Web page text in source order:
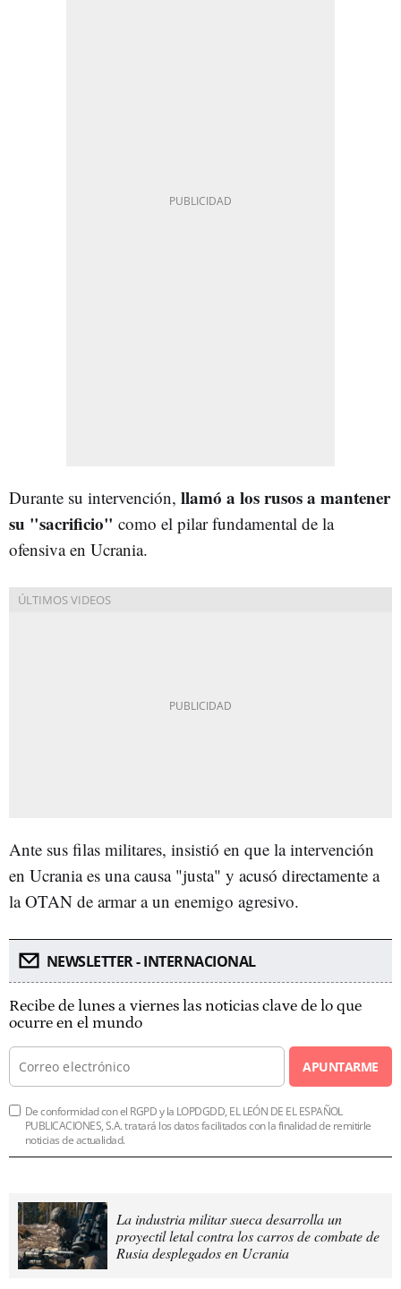
Durante su intervención, llamó a los rusos a mantener
su "sacrificio" como el pilar fundamental de la
ofensiva en Ucrania.
Ante sus filas militares, insistió en que la intervención
en Ucrania es una causa "justa" y acusó directamente a
la OTAN de armar a un enemigo agresivo.
NEWSLETTER - INTERNACIONAL
Recibe de lunes a viernes las noticias clave de lo que
ocurre en el mundo
APUNTARME
De conformidad con el RGPD y la LOPDGDD, EL LEÓN DE EL ESPAÑOL
PUBLICACIONES, S.A. tratará los datos facilitados con la finalidad de remitirle
noticias de actualidad.
La industria militar sueca desarrolla un
proyectil letal contra los carros de combate de
Rusia desplegados en Ucrania